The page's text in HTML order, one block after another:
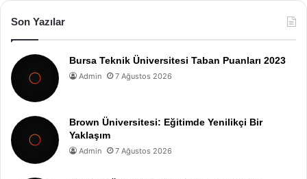
Son Yazılar
Bursa Teknik Üniversitesi Taban Puanları 2023
Admin 7 Ağustos 2026
Brown Üniversitesi: Eğitimde Yenilikçi Bir
Yaklaşım
Admin 7 Ağustos 2026